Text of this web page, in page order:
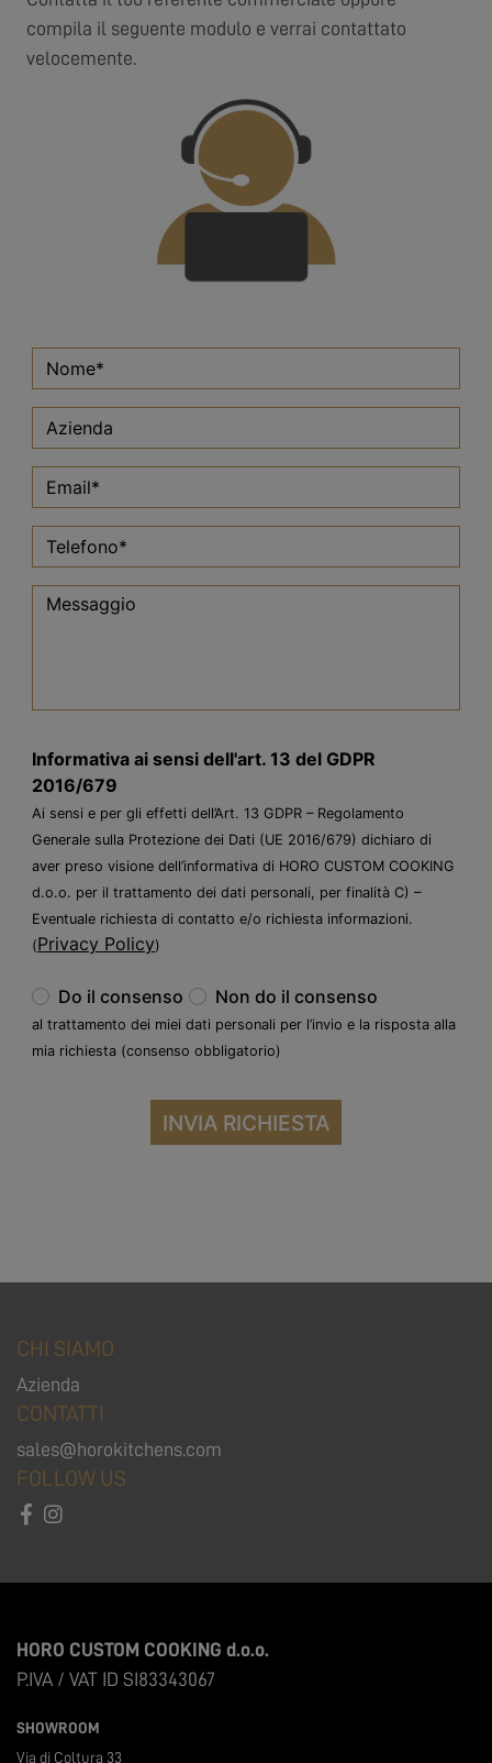
compila il seguente modulo e verrai contattato
velocemente.
CHI SIAMO
Azienda
CONTATTI
sales@horokitchens.com
FOLLOW US
HORO CUSTOM COOKING d.o.o.
P.IVA / VAT ID SI83343067
SHOWROOM
Via di Coltura 33